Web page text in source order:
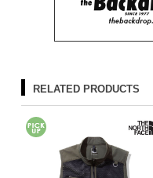
RELATED PRODUCTS